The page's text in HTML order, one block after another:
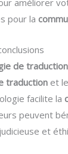
améliorer
pour la
de traduction
traduction et
facilite la
peuvent
et